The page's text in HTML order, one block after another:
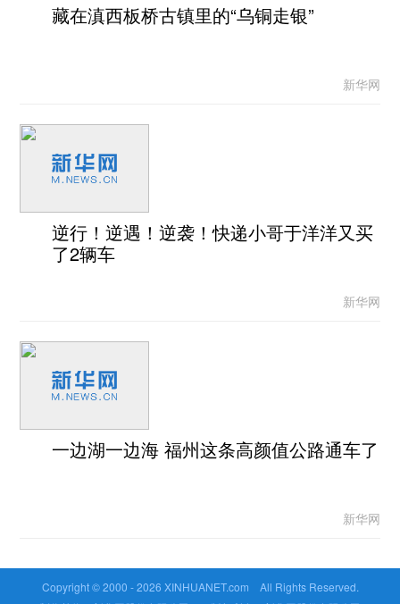
藏在滇西板桥古镇里的“乌铜走银”
新华网
逆行！逆遇！逆袭！快递小哥于洋洋又买
了2辆车
新华网
一边湖一边海 福州这条高颜值公路通车了
新华网
Copyright © 2000 -2026 XINHUANET.com All Rights Reserved.